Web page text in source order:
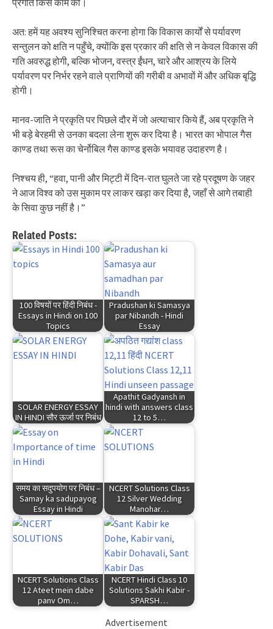
प्रगति किस काम की।
अत: हमें यह अवश्य सुनिश्चित करना होगा कि विकास कार्यों से पर्यावरण
सन्तुलन को क्षति न पहुँचे, क्योंकि इस प्रकार की क्षति से न केवल विकास की
गति अवरुद्ध होगी, बल्कि भोजन, वस्त्र ईंधन, चारे और आश्रय के लिये
पर्यावरण पर निर्भर रहने वाले प्राणियों की गरीबी व अभावों में और अधिक बृद्धि
होगी।
मानव-जाति ने प्रकृति पर पिछले दौर में जो अत्याचार किये हैं, अब प्रकृति ने
भी बड़े बेरहमी से उनका बदला लेना शुरू कर दिया है। भारत का भोपाल गैस
काण्ड तथा रूस का चेर्नोबिल गैस काण्ड इसके भयावह उदाहरण है।
निश्चय ही, “हवा, पानी और मिट्टी में दिन-रात घुलते जा रहे प्रदूषण के जहर
ने आज विश्व को उस मुकाम पर लाकर खड़ा कर दिया है, जहाँ से आगे तबाही
के सिवा कुछ नहीं है।”
Related Posts:
100 विषयों पर हिंदी निबंध -
Essays in Hindi on 100
Topics
Pradushan ki Samasya
par Nibandh - Hindi
Essay
SOLAR ENERGY ESSAY
IN HINDI सौर ऊर्जा पर निबंध
Apathit Gadyansh in
hindi with answers class
12 to 5…
समय का सदुपयोग पर निबंध –
Samay ka sadupayog
Essay in Hindi
NCERT Solutions Class
12 Silver Wedding
Manohar…
NCERT Solutions Class
12 Ateet mein dabe
panv Om…
NCERT Hindi Class 10
Solutions Sakhi Kabir -
SPARSH…
Advertisement